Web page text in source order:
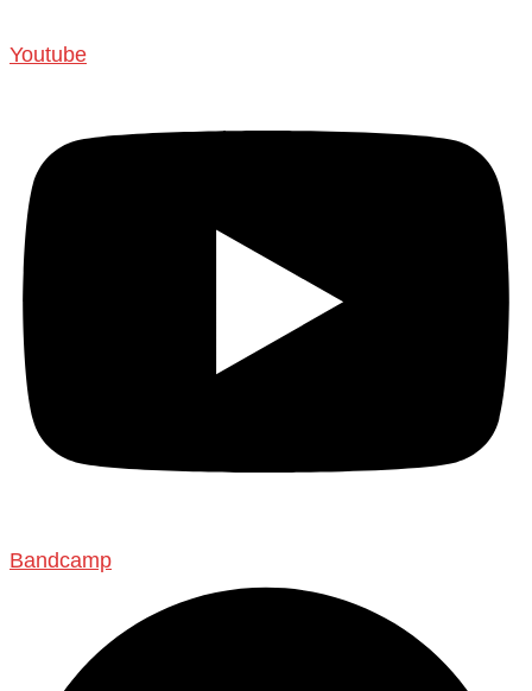
Youtube
Bandcamp